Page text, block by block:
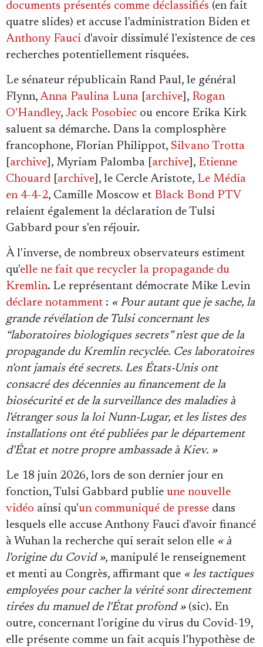
documents présentés comme déclassifiés (en fait
quatre slides) et accuse l'administration Biden et
Anthony Fauci d'avoir dissimulé l'existence de ces
recherches potentiellement risquées.
Le sénateur républicain Rand Paul, le général
Flynn, Anna Paulina Luna archive , Rogan
O'Handley, Jack Posobiec ou encore Erika Kirk
saluent sa démarche. Dans la complosphère
francophone, Florian Philippot, Silvano Trotta
archive ], Myriam Palomba [ archive ], Etienne
Chouard
archive ], le Cercle Aristote, Le Média
en 4-4-2, Camille Moscow et Black Bond PTV
relaient également la déclaration de Tulsi
Gabbard pour s'en réjouir.
À l'inverse, de nombreux observateurs estiment
qu'elle ne fait que recycler la propagande du
Kremlin. Le représentant démocrate Mike Levin
déclare notamment : « Pour autant que je sache, la
grande révélation de Tulsi concernant les
“laboratoires biologiques secrets” n'est que de la
propagande du Kremlin recyclée. Ces laboratoires
n'ont jamais été secrets. Les États-Unis ont
consacré des décennies au financement de la
biosécurité et de la surveillance des maladies à
l'étranger sous la loi Nunn-Lugar, et les listes des
installations ont été publiées par le département
d'État et notre propre ambassade à Kiev. »
Le 18 juin 2026, lors de son dernier jour en
fonction, Tulsi Gabbard publie une nouvelle
vidéo ainsi qu'un communiqué de presse dans
lesquels elle accuse Anthony Fauci d'avoir financé
à Wuhan la recherche qui serait selon elle « à
l'origine du Covid », manipulé le renseignement
et menti au Congrès, affirmant que « les tactiques
employées pour cacher la vérité sont directement
tirées du manuel de l'État profond »(sic). En
outre, concernant l'origine du virus du Covid-19,
elle présente comme un fait acquis l'hypothèse de